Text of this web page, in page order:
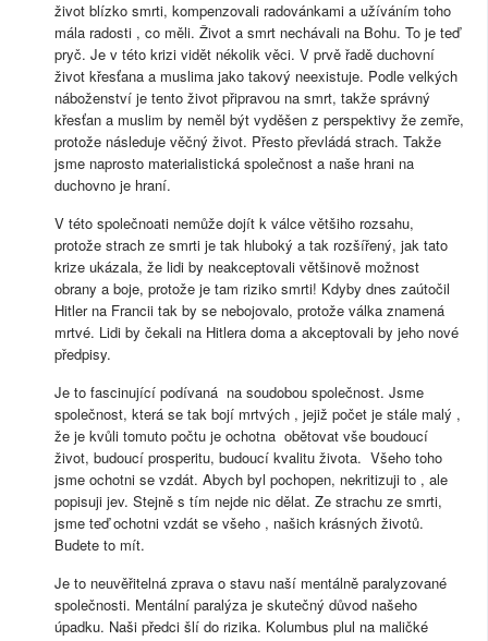
život blízko smrti, kompenzovali radovánkami a užíváním toho
mála radosti , co měli. Život a smrt nechávali na Bohu. To je teď
pryč. Je v této krizi vidět nékolik věci. V prvě řadě duchovní
život křesťana a muslima jako takový neexistuje. Podle velkých
náboženství je tento život připravou na smrt, takže správný
křesťan a muslim by neměl být vyděšen z perspektivy že zemře,
protože následuje věčný život. Přesto převládá strach. Takže
jsme naprosto materialistická společnost a naše hrani na
duchovno je hraní.
V této společnoati nemůže dojít k válce většiho rozsahu,
protože strach ze smrti je tak hluboký a tak rozšířený, jak tato
krize ukázala, že lidi by neakceptovali většinově možnost
obrany a boje, protože je tam riziko smrti! Kdyby dnes zaútočil
Hitler na Francii tak by se nebojovalo, protože válka znamená
mrtvé. Lidi by čekali na Hitlera doma a akceptovali by jeho nové
předpisy.
Je to fascinující podívaná na soudobou společnost. Jsme
společnost, která se tak bojí mrtvých , jejiž počet je stále malý ,
že je kvůli tomuto počtu je ochotna obětovat vše boudoucí
život, budoucí prosperitu, budoucí kvalitu života. Všeho toho
jsme ochotni se vzdát. Abych byl pochopen, nekritizuji to , ale
popisuji jev. Stejně s tím nejde nic dělat. Ze strachu ze smrti,
jsme teď ochotni vzdát se všeho , našich krásných životů.
Budete to mít.
Je to neuvěřitelná zprava o stavu naší mentálně paralyzované
společnosti. Mentální paralýza je skutečný důvod našeho
úpadku. Naši předci šlí do rizika. Kolumbus plul na maličké